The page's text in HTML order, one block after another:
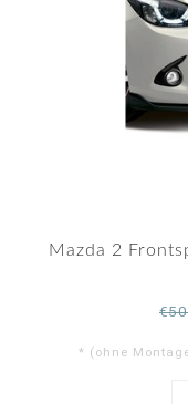
Mazda 2
* (ohne